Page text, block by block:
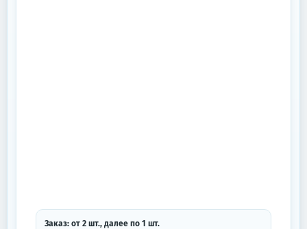
Заказ: от 2 шт., далее по 1 шт.